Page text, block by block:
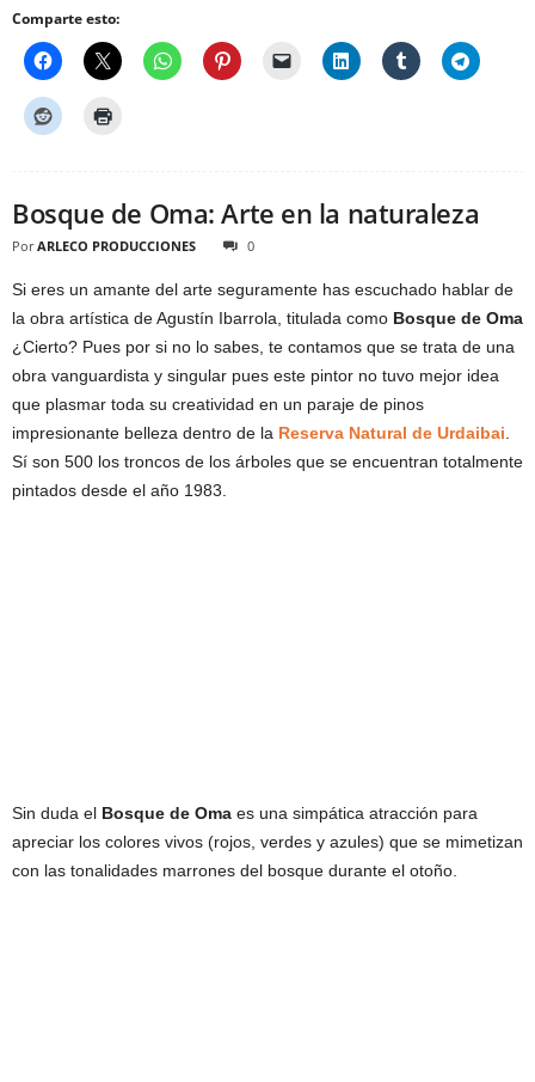
Comparte esto:
Bosque de Oma: Arte en la naturaleza
Por ARLECO PRODUCCIONES 0
Si eres un amante del arte seguramente has escuchado hablar de
la obra artística de Agustín Ibarrola, titulada como Bosque de Oma
¿Cierto? Pues por si no lo sabes, te contamos que se trata de una
obra vanguardista y singular pues este pintor no tuvo mejor idea
que plasmar toda su creatividad en un paraje de pinos
impresionante belleza dentro de la Reserva Natural de Urdaibai
Sí son 500 los troncos de los árboles que se encuentran totalmente
pintados desde el año 1983.
Sin duda el Bosque de Oma es una simpática atracción para
apreciar los colores vivos (rojos, verdes y azules) que se mimetizan
con las tonalidades marrones del bosque durante el otoño.